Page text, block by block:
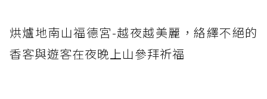
烘爐地南山福德宮-越夜越美麗，絡繹不絕的
香客與遊客在夜晚上山參拜祈福